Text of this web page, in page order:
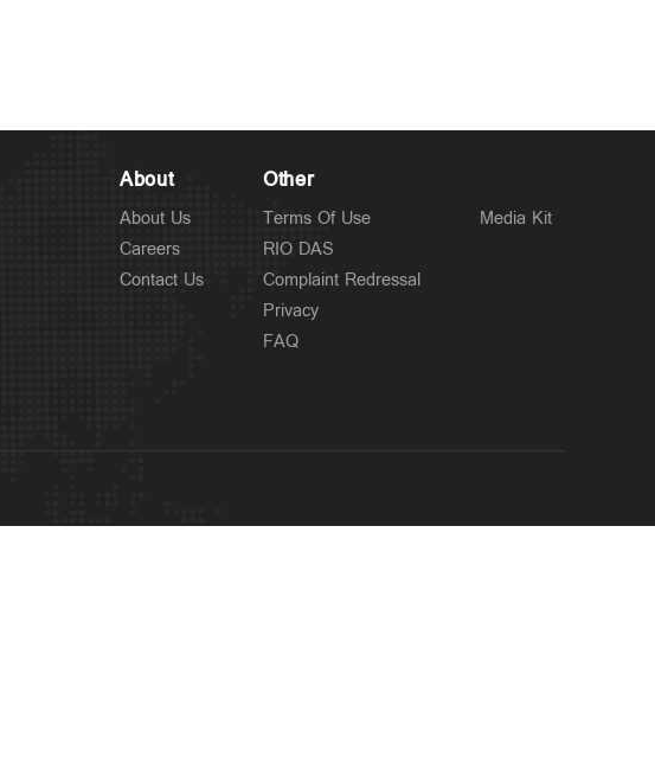
About
About Us
Careers
Contact Us
Other
Terms Of Use
RIO DAS
Complaint Redressal
Privacy
FAQ
Media Kit